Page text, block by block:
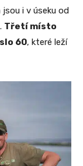
i v úseku od
Třetí místo
60, které leží